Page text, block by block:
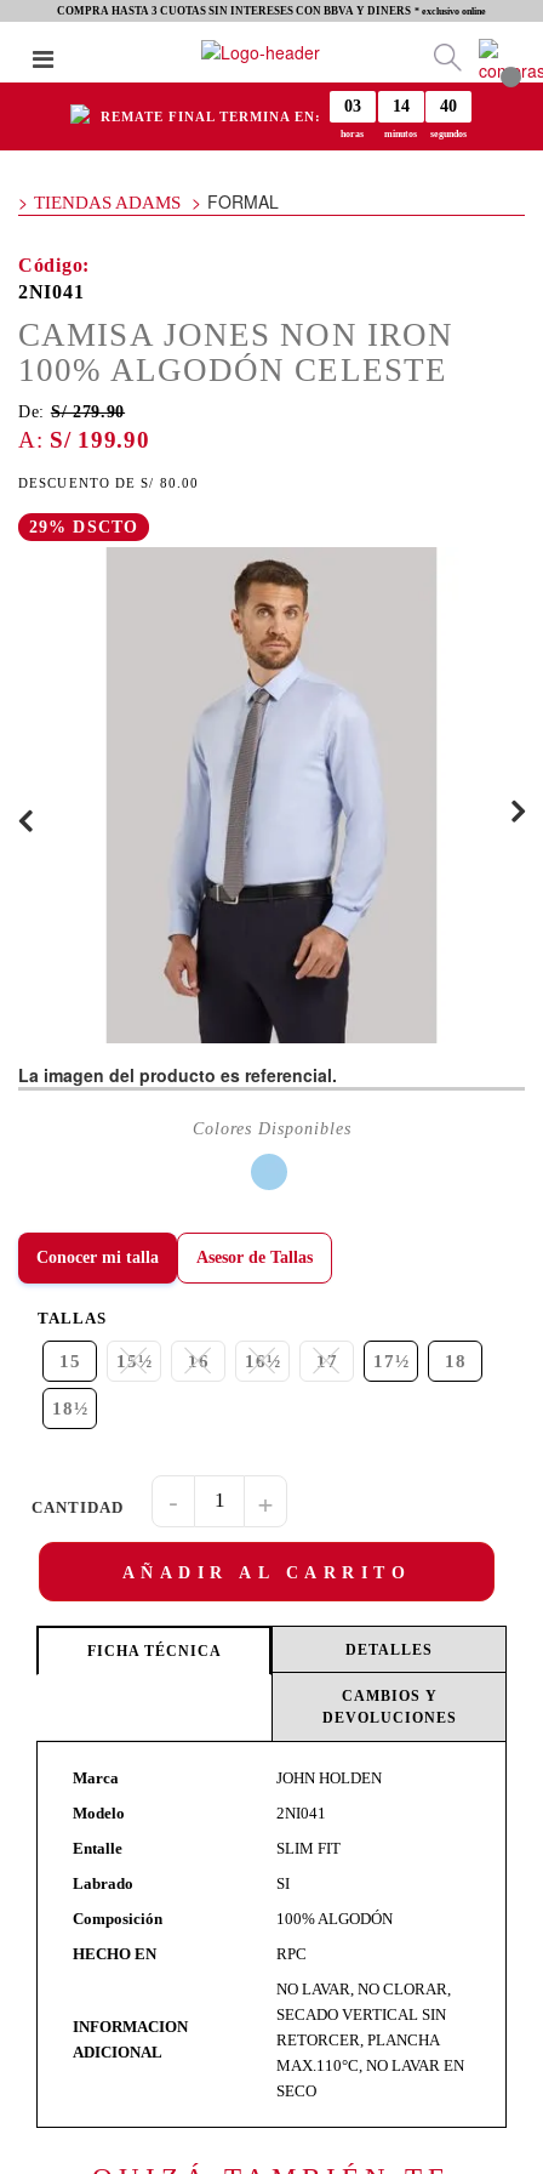
COMPRA HASTA 3 CUOTAS SIN INTERESES CON BBVA Y DINERS * exclusivo online
REMATE FINAL TERMINA EN:
03
horas
14
minutos
40
segundos
TIENDAS ADAMS FORMAL
2NI041
CAMISA JONES NON IRON
100% ALGODÓN CELESTE
De:S/ 279.90
S/ 199.90
S/ 80.00
29% DSCTO
Conocer mi talla Asesor de Tallas
TALLAS
15 15½ 16 16½ 17 17½ 18
18½
- +
AÑADIR AL CARRITO
FICHA TÉCNICA DETALLES
CAMBIOS Y
DEVOLUCIONES
Marca
JOHN HOLDEN
Modelo
2NI041
Entalle
SLIM FIT
Labrado
SI
Composición
100% ALGODÓN
HECHO EN
RPC
INFORMACION
ADICIONAL
NO LAVAR, NO CLORAR,
SECADO VERTICAL SIN
RETORCER, PLANCHA
MAX.110°C, NO LAVAR EN
SECO